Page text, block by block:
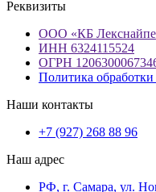
Реквизиты
ООО «КБ
ИНН 6324115524
ОГРН
Политика
Наши контакты
+7 (927) 268 88 96
Наш адрес
РФ, г. Самара, ул.